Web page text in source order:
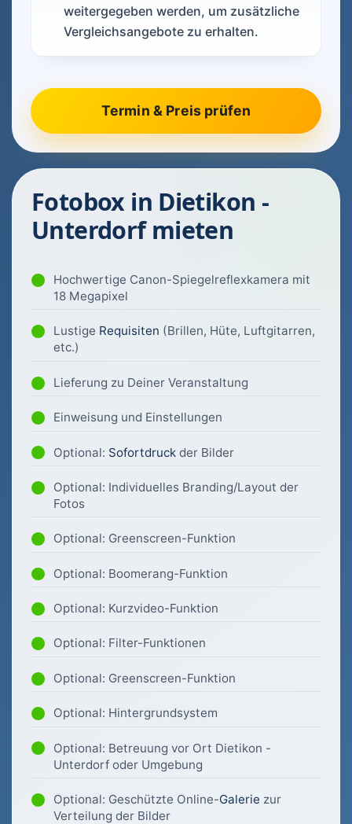
weitergegeben werden, um zusätzliche
Vergleichsangebote zu erhalten.
Fotobox in Dietikon -
Unterdorf mieten
Hochwertige Canon-Spiegelreflexkamera mit
18 Megapixel
Lustige Requisiten (Brillen, Hüte, Luftgitarren,
etc.)
Lieferung zu Deiner Veranstaltung
Einweisung und Einstellungen
Optional: Sofortdruck der Bilder
Optional: Individuelles Branding/Layout der
Fotos
Optional: Greenscreen-Funktion
Optional: Boomerang-Funktion
Optional: Kurzvideo-Funktion
Optional: Filter-Funktionen
Optional: Greenscreen-Funktion
Optional: Hintergrundsystem
Optional: Betreuung vor Ort Dietikon -
Unterdorf oder Umgebung
Optional: Geschützte Online-Galerie zur
Verteilung der Bilder